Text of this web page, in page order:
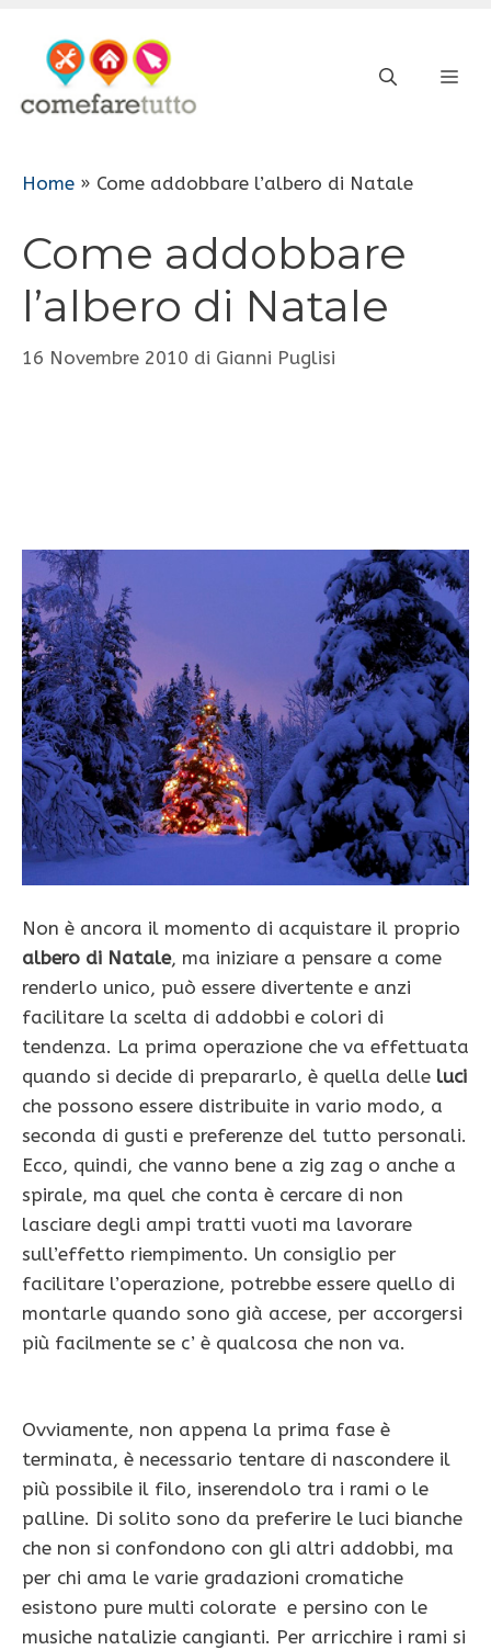
contenuto
Home » Come addobbare l’albero di Natale
Come addobbare
l’albero di Natale
16 Novembre 2010 di Gianni Puglisi
Non è ancora il momento di acquistare il proprio
albero di Natale, ma iniziare a pensare a come
renderlo unico, può essere divertente e anzi
facilitare la scelta di addobbi e colori di
tendenza. La prima operazione che va effettuata
quando si decide di prepararlo, è quella delle luci
che possono essere distribuite in vario modo, a
seconda di gusti e preferenze del tutto personali.
Ecco, quindi, che vanno bene a zig zag o anche a
spirale, ma quel che conta è cercare di non
lasciare degli ampi tratti vuoti ma lavorare
sull’effetto riempimento. Un consiglio per
facilitare l’operazione, potrebbe essere quello di
montarle quando sono già accese, per accorgersi
più facilmente se c’ è qualcosa che non va.
Ovviamente, non appena la prima fase è
terminata, è necessario tentare di nascondere il
più possibile il filo, inserendolo tra i rami o le
palline. Di solito sono da preferire le luci bianche
che non si confondono con gli altri addobbi, ma
per chi ama le varie gradazioni cromatiche
esistono pure multi colorate e persino con le
musiche natalizie cangianti. Per arricchire i rami si